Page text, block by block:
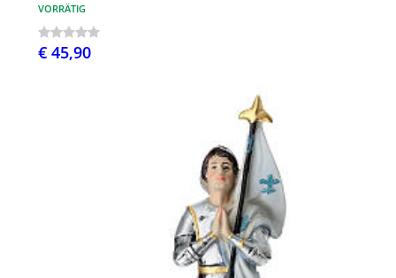
VORRÄTIG
€ 45,90